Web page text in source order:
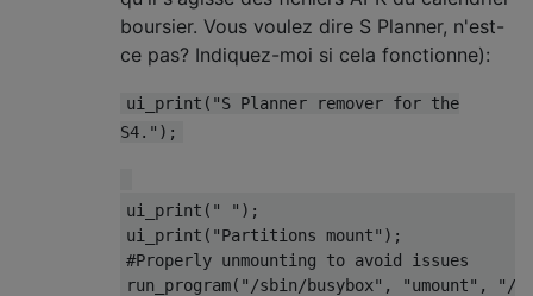
boursier. Vous voulez dire S Planner, n'est-
ce pas? Indiquez-moi si cela fonctionne):
ui_print("S Planner remover for the
S4.");
ui_print(" ");
ui_print("Partitions mount");
#Properly unmounting to avoid issues
run_program("/sbin/busybox", "umount", "/